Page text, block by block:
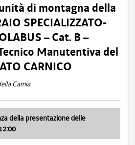
di montagna della
SPECIALIZZATO-
– Cat. B –
Manutentiva del
CARNICO
Carnia
della presentazione delle